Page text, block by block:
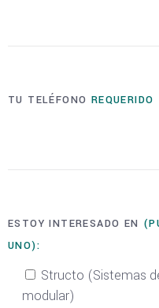
TU TELÉFONO REQUERIDO
ESTOY INTERESADO EN
UNO):
Structo (Sistemas
modular)